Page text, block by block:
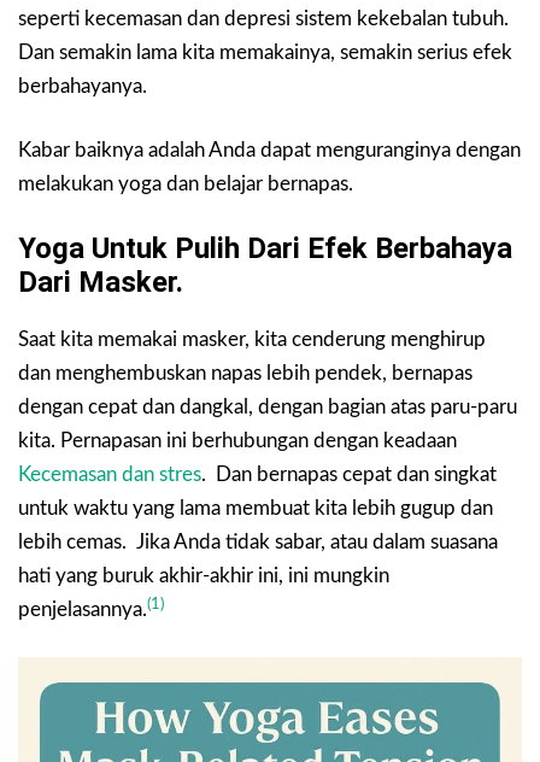
seperti kecemasan dan depresi sistem kekebalan tubuh.
Dan semakin lama kita memakainya, semakin serius efek
berbahayanya.
Kabar baiknya adalah Anda dapat menguranginya dengan
melakukan yoga dan belajar bernapas.
Yoga Untuk Pulih Dari Efek Berbahaya
Dari Masker.
Saat kita memakai masker, kita cenderung menghirup
dan menghembuskan napas lebih pendek, bernapas
dengan cepat dan dangkal, dengan bagian atas paru-paru
kita. Pernapasan ini berhubungan dengan keadaan
Kecemasan dan stres. Dan bernapas cepat dan singkat
untuk waktu yang lama membuat kita lebih gugup dan
lebih cemas. Jika Anda tidak sabar, atau dalam suasana
hati yang buruk akhir-akhir ini, ini mungkin
penjelasannya.(1)